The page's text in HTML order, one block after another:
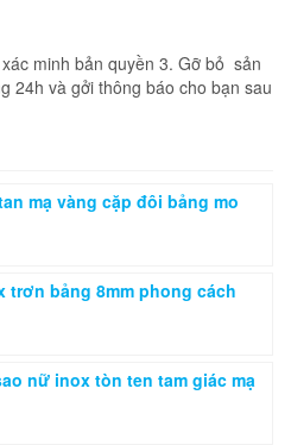
minh bản quyền 3. Gỡ bỏ sản
24h và gởi thông báo cho bạn sau
mạ vàng cặp đôi bảng mo
trơn bảng 8mm phong cách
nữ inox tòn ten tam giác mạ